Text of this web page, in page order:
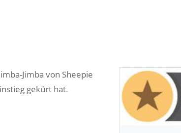
Jimba von Sheepie
gekürt hat.